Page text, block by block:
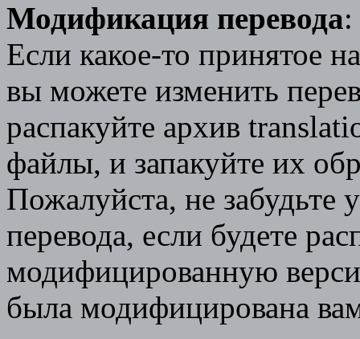
Модификация перевода:
Если какое-то принятое
вы можете изменить
распакуйте архив
файлы, и запакуйте их
Пожалуйста, не забудьте
перевода, если будете
модифицированную
была модифицирована